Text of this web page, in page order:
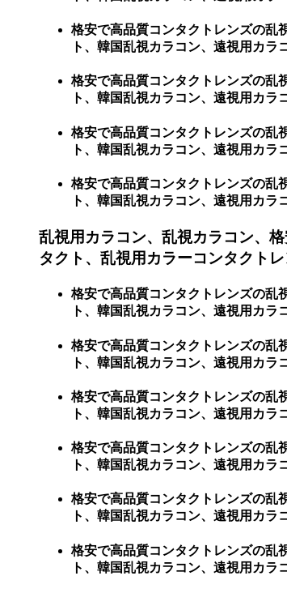
格安で高品質コンタクトレンズの乱
ト、韓国乱視カラコン、遠視用カ
格安で高品質コンタクトレンズの乱
ト、韓国乱視カラコン、遠視用カ
格安で高品質コンタクトレンズの乱
ト、韓国乱視カラコン、遠視用カ
格安で高品質コンタクトレンズの乱
ト、韓国乱視カラコン、遠視用カ
乱視用カラコン、乱視カラコン、
タクト、乱視用カラーコンタクト
格安で高品質コンタクトレンズの乱
ト、韓国乱視カラコン、遠視用カ
格安で高品質コンタクトレンズの乱
ト、韓国乱視カラコン、遠視用カ
格安で高品質コンタクトレンズの乱
ト、韓国乱視カラコン、遠視用カ
格安で高品質コンタクトレンズの乱
ト、韓国乱視カラコン、遠視用カ
格安で高品質コンタクトレンズの乱
ト、韓国乱視カラコン、遠視用カ
格安で高品質コンタクトレンズの乱
ト、韓国乱視カラコン、遠視用カ